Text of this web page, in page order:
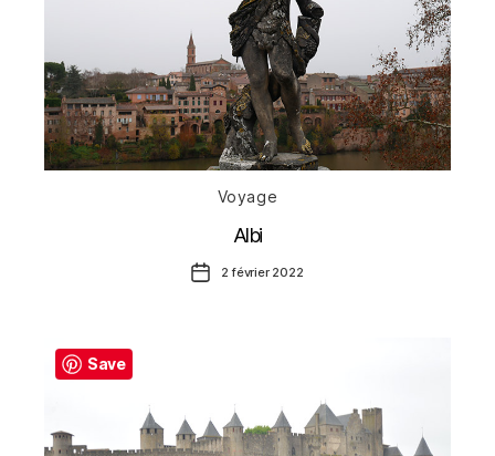
Catégories
Voyage
Albi
Date2 février 2022
Save